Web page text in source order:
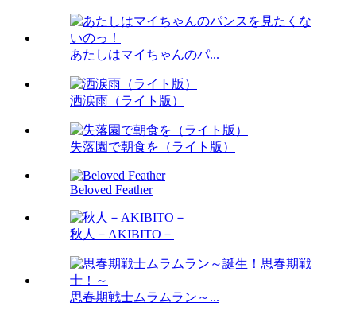
あたしはマイちゃんのパ...
洒涙雨（ライト版）
失落園で朝食を（ライト版）
Beloved Feather
秋人－AKIBITO－
思春期戦士ムラムラン～...